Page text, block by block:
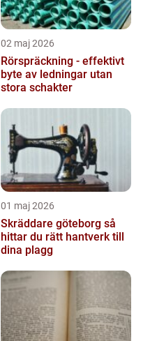
02 maj 2026
Rörspräckning - effektivt
byte av ledningar utan
stora schakter
01 maj 2026
Skräddare göteborg så
hittar du rätt hantverk till
dina plagg